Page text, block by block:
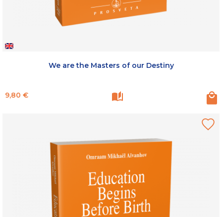
We are the Masters of our Destiny
Prix
9,80 €